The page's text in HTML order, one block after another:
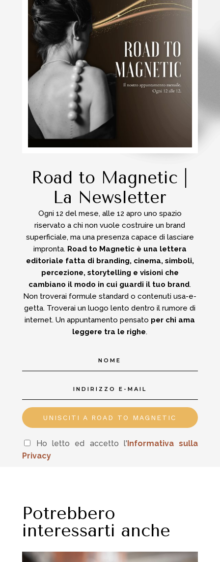
Road to Magnetic |
La Newsletter
Ogni 12 del mese, alle 12 apro uno spazio
riservato a chi non vuole costruire un brand
superficiale, ma una presenza capace di lasciare
impronta. Road to Magnetic è una lettera
editoriale fatta di branding, cinema, simboli,
percezione, storytelling e visioni che
cambiano il modo in cui guardi il tuo brand.
Non troverai formule standard o contenuti usa-e-
getta. Troverai un luogo lento dentro il rumore di
internet.Un appuntamento pensato per chi ama
leggere tra le righe.
UNISCITI A ROAD TO MAGNETIC
Ho letto ed accetto l'Informativa sulla
Privacy
Potrebbero
interessarti anche